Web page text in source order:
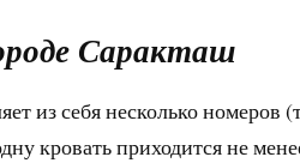
Саракташ
из себя несколько номеров
кровать приходится не